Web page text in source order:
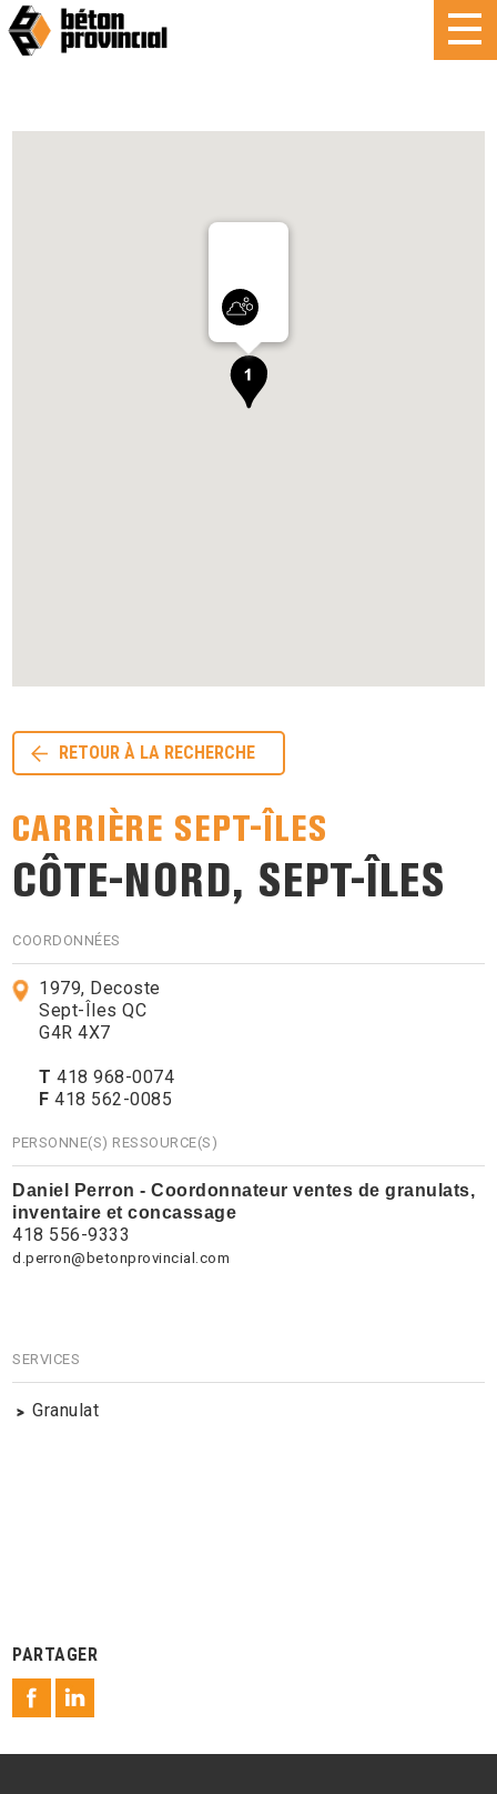
RETOUR À LA RECHERCHE
CARRIÈRE SEPT-ÎLES
CÔTE-NORD, SEPT-ÎLES
COORDONNÉES
1979, Decoste
Sept-Îles QC
G4R 4X7
T 418 968-0074
F 418 562-0085
PERSONNE(S) RESSOURCE(S)
Daniel Perron - Coordonnateur ventes de granulats,
inventaire et concassage
418 556-9333
d.perron@betonprovincial.com
SERVICES
Granulat
PARTAGER